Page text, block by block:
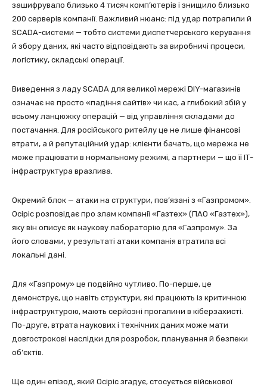
зашифрувало близько 4 тисяч комп’ютерів і знищило близько
200 серверів компанії. Важливий нюанс: під удар потрапили й
SCADA-системи — тобто системи диспетчерського керування
й збору даних, які часто відповідають за виробничі процеси,
логістику, складські операції.
Виведення з ладу SCADA для великої мережі DIY-магазинів
означає не просто «падіння сайтів» чи кас, а глибокий збій у
всьому ланцюжку операцій — від управління складами до
постачання. Для російського ритейлу це не лише фінансові
втрати, а й репутаційний удар: клієнти бачать, що мережа не
може працювати в нормальному режимі, а партнери — що її ІТ-
інфраструктура вразлива.
Окремий блок — атаки на структури, пов’язані з «Газпромом».
Осіріс розповідає про злам компанії «Газтех» (ПАО «Газтех»),
яку він описує як наукову лабораторію для «Газпрому». За
його словами, у результаті атаки компанія втратила всі
локальні дані.
Для «Газпрому» це подвійно чутливо. По-перше, це
демонструє, що навіть структури, які працюють із критичною
інфраструктурою, мають серйозні прогалини в кіберзахисті.
По-друге, втрата наукових і технічних даних може мати
довгострокові наслідки для розробок, планування й безпеки
об’єктів.
Ще один епізод, який Осіріс згадує, стосується військової